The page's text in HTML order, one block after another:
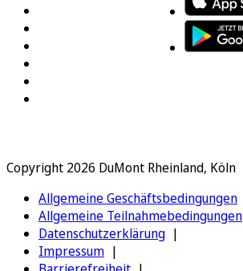
Copyright 2026 DuMont Rheinland, Köln
Allgemeine Geschäftsbedingungen
Allgemeine Teilnahmebedingungen
Datenschutzerklärung
Impressum